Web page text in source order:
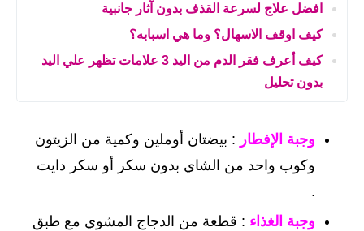
افضل علاج لسرعة القذف بدون آثار جانبية
كيف اوقف الاسهال؟ وما هي اسبابه؟
كيف أعرف فقر الدم من اليد 3 علامات تظهر علي اليد
بدون تحليل
وجبة الإفطار : بيضتان أوملين وكمية من الزيتون
وكوب واحد من الشاي بدون سكر أو سكر دايت
.
وجبة الغذاء : قطعة من الدجاج المشوي مع طبق